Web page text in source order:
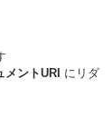
メントURI にリダ